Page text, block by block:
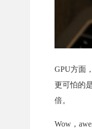
GPU方面
更可怕的
倍。
Wow，